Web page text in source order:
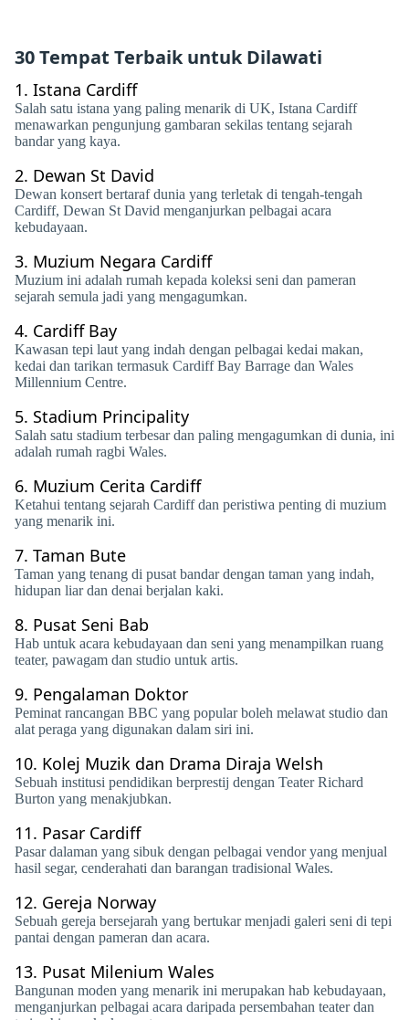
30 Tempat Terbaik untuk Dilawati
1. Istana Cardiff
Salah satu istana yang paling menarik di UK, Istana Cardiff
menawarkan pengunjung gambaran sekilas tentang sejarah
bandar yang kaya.
2. Dewan St David
Dewan konsert bertaraf dunia yang terletak di tengah-tengah
Cardiff, Dewan St David menganjurkan pelbagai acara
kebudayaan.
3. Muzium Negara Cardiff
Muzium ini adalah rumah kepada koleksi seni dan pameran
sejarah semula jadi yang mengagumkan.
4. Cardiff Bay
Kawasan tepi laut yang indah dengan pelbagai kedai makan,
kedai dan tarikan termasuk Cardiff Bay Barrage dan Wales
Millennium Centre.
5. Stadium Principality
Salah satu stadium terbesar dan paling mengagumkan di dunia, ini
adalah rumah ragbi Wales.
6. Muzium Cerita Cardiff
Ketahui tentang sejarah Cardiff dan peristiwa penting di muzium
yang menarik ini.
7. Taman Bute
Taman yang tenang di pusat bandar dengan taman yang indah,
hidupan liar dan denai berjalan kaki.
8. Pusat Seni Bab
Hab untuk acara kebudayaan dan seni yang menampilkan ruang
teater, pawagam dan studio untuk artis.
9. Pengalaman Doktor
Peminat rancangan BBC yang popular boleh melawat studio dan
alat peraga yang digunakan dalam siri ini.
10. Kolej Muzik dan Drama Diraja Welsh
Sebuah institusi pendidikan berprestij dengan Teater Richard
Burton yang menakjubkan.
11. Pasar Cardiff
Pasar dalaman yang sibuk dengan pelbagai vendor yang menjual
hasil segar, cenderahati dan barangan tradisional Wales.
12. Gereja Norway
Sebuah gereja bersejarah yang bertukar menjadi galeri seni di tepi
pantai dengan pameran dan acara.
13. Pusat Milenium Wales
Bangunan moden yang menarik ini merupakan hab kebudayaan,
menganjurkan pelbagai acara daripada persembahan teater dan